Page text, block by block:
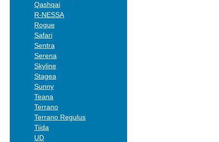
Qashqai
R-NESSA
Rogue
Safari
Sentra
Serena
Skyline
Stagea
Sunny
Teana
Terrano
Terrano Regulus
Tiida
UD